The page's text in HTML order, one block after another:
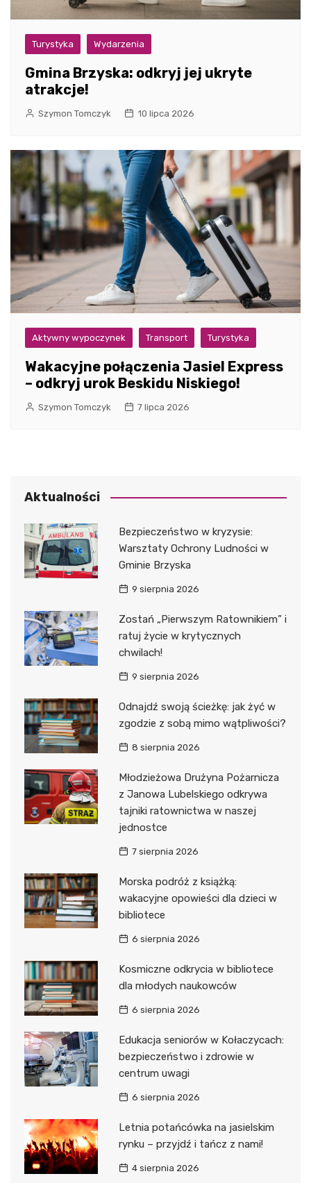
Turystyka Wydarzenia
Gmina Brzyska: odkryj jej ukryte
atrakcje!
Szymon Tomczyk 10 lipca 2026
Aktywny wypoczynek Transport Turystyka
Wakacyjne połączenia Jasiel Express
– odkryj urok Beskidu Niskiego!
Szymon Tomczyk 7 lipca 2026
Aktualności
Bezpieczeństwo w kryzysie:
Warsztaty Ochrony Ludności w
Gminie Brzyska
9 sierpnia 2026
Zostań „Pierwszym Ratownikiem” i
ratuj życie w krytycznych
chwilach!
9 sierpnia 2026
Odnajdź swoją ścieżkę: jak żyć w
zgodzie z sobą mimo wątpliwości?
8 sierpnia 2026
Młodzieżowa Drużyna Pożarnicza
z Janowa Lubelskiego odkrywa
tajniki ratownictwa w naszej
jednostce
7 sierpnia 2026
Morska podróż z książką:
wakacyjne opowieści dla dzieci w
bibliotece
6 sierpnia 2026
Kosmiczne odkrycia w bibliotece
dla młodych naukowców
6 sierpnia 2026
Edukacja seniorów w Kołaczycach:
bezpieczeństwo i zdrowie w
centrum uwagi
6 sierpnia 2026
Letnia potańcówka na jasielskim
rynku – przyjdź i tańcz z nami!
4 sierpnia 2026